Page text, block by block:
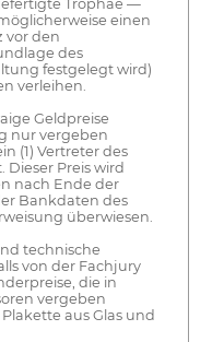
Trophäe —
einen
vor den
des
festgelegt wird)
verleihen.
Geldpreise
nur vergeben
(1) Vertreter des
Preis wird
nach Ende der
Bankdaten des
überwiesen.
technische
von der Fachjury
die in
vergeben
aus Glas und